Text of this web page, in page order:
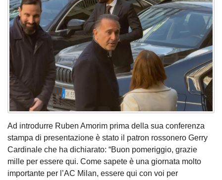
Ad introdurre Ruben Amorim prima della sua conferenza
stampa di presentazione è stato il patron rossonero Gerry
Cardinale che ha dichiarato: “Buon pomeriggio, grazie
mille per essere qui. Come sapete è una giornata molto
importante per l’AC Milan, essere qui con voi per